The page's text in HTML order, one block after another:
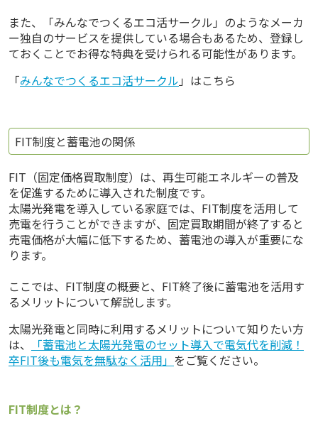
また、「みんなでつくるエコ活サークル」のようなメーカ
ー独自のサービスを提供している場合もあるため、登録し
ておくことでお得な特典を受けられる可能性があります。
「みんなでつくるエコ活サークル 」はこちら
FIT制度と蓄電池の関係
FIT（固定価格買取制度）は、再生可能エネルギーの普及
を促進するために導入された制度です。
太陽光発電を導入している家庭では、FIT制度を活用して
売電を行うことができますが、固定買取期間が終了すると
売電価格が大幅に低下するため、蓄電池の導入が重要にな
ります。
ここでは、FIT制度の概要と、FIT終了後に蓄電池を活用す
るメリットについて解説します。
太陽光発電と同時に利用するメリットについて知りたい方
は、
「蓄電池と太陽光発電のセット導入で電気代を削減！
卒FIT後も電気を無駄なく活用」 をご覧ください。
FIT制度とは？